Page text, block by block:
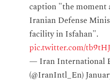
caption "the moment
Iranian Defense
facility in Isfahan".
pic.twitter.com/
— Iran International
(@IranIntl_En)